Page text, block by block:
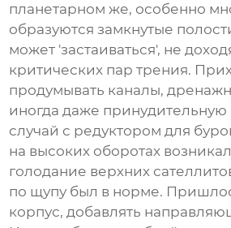
планетарном же, особенно
образуются замкнутые
может 'застаиваться', не
критических пар трения.
продумывать каналы,
иногда даже
случай с редуктором для
на высоких оборотах
голодание верхних
по щупу был в норме.
корпус, добавлять